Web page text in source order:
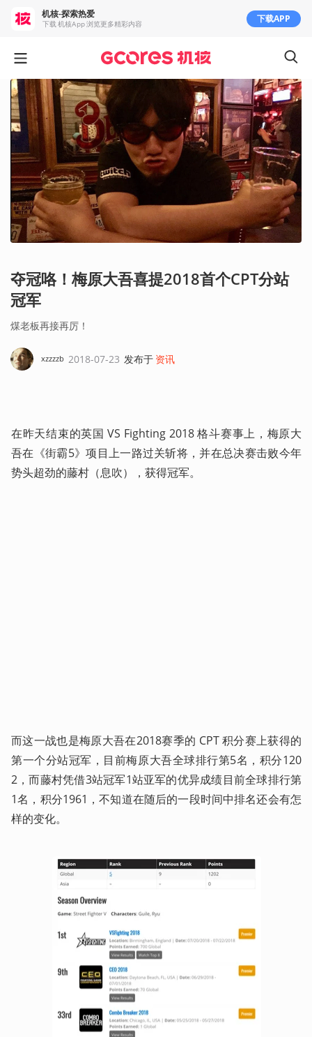
夺冠咯！梅原大吾喜提2018首个CPT分站
冠军
煤老板再接再厉！
xzzzzb 2018-07-23 发布于 资讯
在昨天结束的英国 VS Fighting 2018 格斗赛事上，梅原大
吾在《街霸5》项目上一路过关斩将，并在总决赛击败今年
势头超劲的藤村（息吹），获得冠军。
而这一战也是梅原大吾在2018赛季的 CPT 积分赛上获得的
第一个分站冠军，目前梅原大吾全球排行第5名，积分120
2，而藤村凭借3站冠军1站亚军的优异成绩目前全球排行第
1名，积分1961，不知道在随后的一段时间中排名还会有怎
样的变化。
机核-探索热爱
下载 机核App 浏览更多精彩内容 下载APP